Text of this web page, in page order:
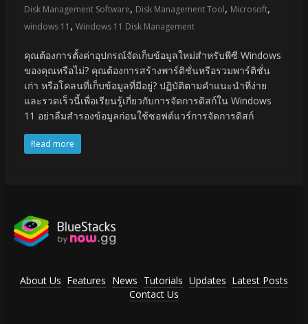
Disk Management Software, Disk Management Tool, Microsoft,
windows 11 , Windows 11 Disk Management
คุณต้องการตั้งค่าอุปกรณ์จัดเก็บข้อมูลใหม่สำหรับพีซี Windows
ของคุณหรือไม่? คุณต้องการสร้างพาร์ติชั่นหรือรวมพาร์ติชั่น
เก่า หรือโคลนที่เก็บข้อมูลที่มีอยู่? ปฏิบัติตามคำแนะนำที่ง่าย
และรวดเร็วนี้เพื่อเรียนรู้เกี่ยวกับการจัดการดิสก์ใน Windows
11 อย่าลืมสำรองข้อมูลก่อนใช้ซอฟต์แวร์การจัดการดิสก์
Read more
About Us Features News Tutorials Updates Latest Posts
Contact Us